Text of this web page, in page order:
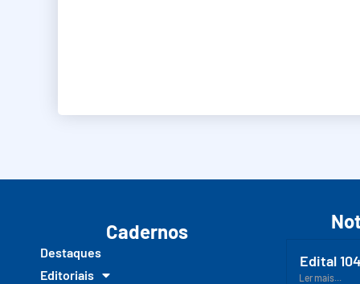
Cadernos
Destaques
Editoriais
Edital
Ler mais...